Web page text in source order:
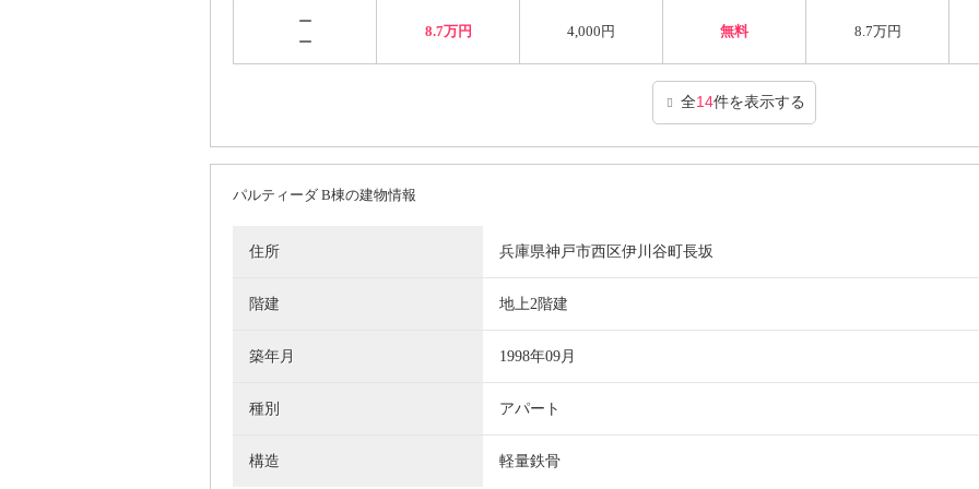
ー
ー
8.7万円 4,000円 無料 8.7万円
全14件を表示する
パルティーダ B棟の建物情報
住所 兵庫県神戸市西区伊川谷町長坂
階建 地上2階建
築年月 1998年09月
種別 アパート
構造 軽量鉄骨